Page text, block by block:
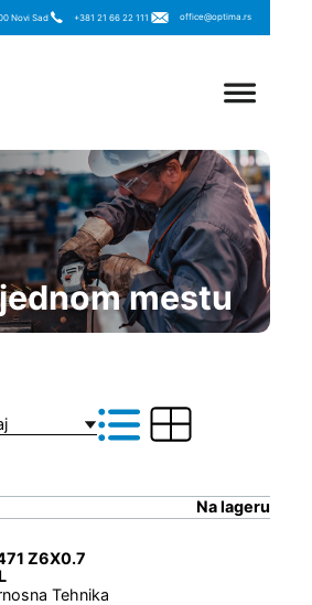
Novi Sad +381 21 66 22 111 office@optima.rs
mestu
Na lageru
Z6X0.7
Tehnika